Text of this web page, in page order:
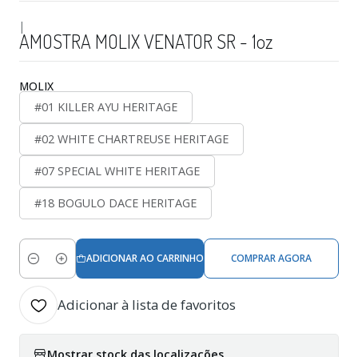
|
AMOSTRA MOLIX VENATOR SR - 1oz
MOLIX
#01 KILLER AYU HERITAGE
#02 WHITE CHARTREUSE HERITAGE
#07 SPECIAL WHITE HERITAGE
#18 BOGULO DACE HERITAGE
Quantidade
ADICIONAR AO CARRINHO COMPRAR AGORA
Adicionar à lista de favoritos
Mostrar stock das localizações